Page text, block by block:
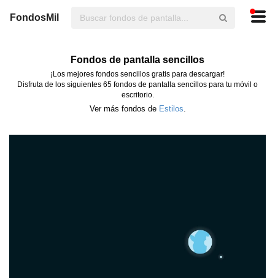
FondosMil
Fondos de pantalla sencillos
¡Los mejores fondos sencillos gratis para descargar!
Disfruta de los siguientes 65 fondos de pantalla sencillos para tu móvil o
escritorio.
Ver más fondos de Estilos.